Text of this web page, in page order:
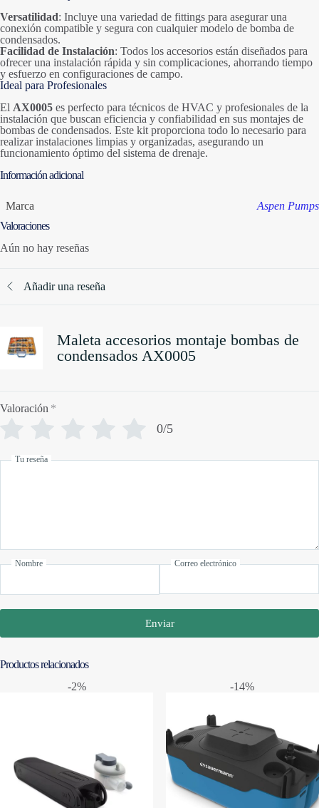
Versatilidad: Incluye una variedad de fittings para asegurar una
conexión compatible y segura con cualquier modelo de bomba de
condensados.
Facilidad de Instalación: Todos los accesorios están diseñados para
ofrecer una instalación rápida y sin complicaciones, ahorrando tiempo
y esfuerzo en configuraciones de campo.
Ideal para Profesionales
El AX0005 es perfecto para técnicos de HVAC y profesionales de la
instalación que buscan eficiencia y confiabilidad en sus montajes de
bombas de condensados. Este kit proporciona todo lo necesario para
realizar instalaciones limpias y organizadas, asegurando un
funcionamiento óptimo del sistema de drenaje.
Información adicional
Marca
Aspen Pumps
Valoraciones
Aún no hay reseñas
Añadir una reseña
Maleta accesorios montaje bombas de
condensados AX0005
Valoración *
0/5
Tu reseña
Nombre Correo electrónico
Enviar
Productos relacionados
-2%
-14%